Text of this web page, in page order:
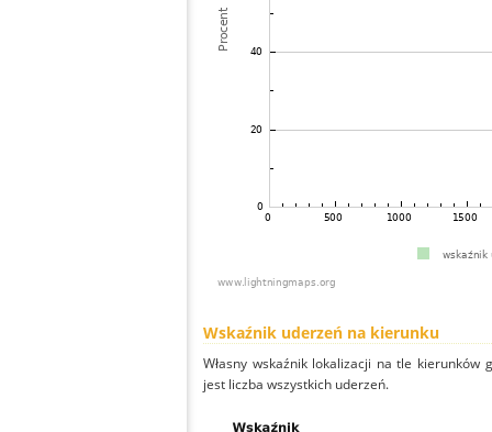
Wskaźnik uderzeń na kierunku
Własny wskaźnik lokalizacji na tle
jest liczba wszystkich uderzeń.